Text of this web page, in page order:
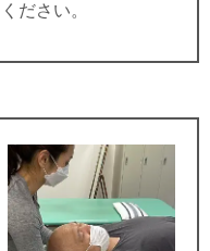
ださい。